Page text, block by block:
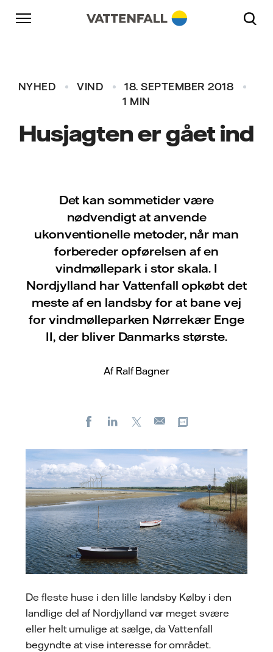
Skift til indhold
Gå til hovednavigation
Gå til sidefod
NYHED VIND
18. SEPTEMBER 2018
1 MIN
Husjagten er gået ind
Det kan sommetider være
nødvendigt at anvende
ukonventionelle metoder, når man
forbereder opførelsen af en
vindmøllepark i stor skala. I
Nordjylland har Vattenfall opkøbt det
meste af en landsby for at bane vej
for vindmølleparken Nørrekær Enge
II, der bliver Danmarks største.
Af Ralf Bagner
FacebookLinkedIn
E-
De fleste huse i den lille landsby Kølby i den
landlige del af Nordjylland var meget svære
eller helt umulige at sælge, da Vattenfall
begyndte at vise interesse for området.
Gå til hovednavigation